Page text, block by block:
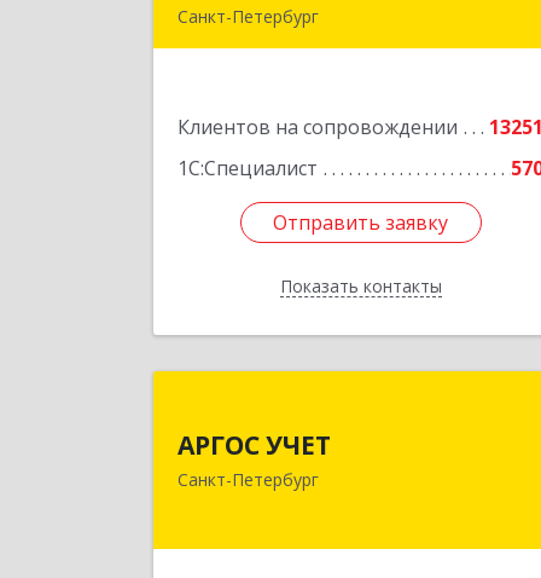
Санкт-Петербург
Клиентов на сопровождении
13251
1С:Специалист
Отправить заявку
Показать контакты
Подробнее
Отправить заявку
Назад
АРГОС УЧЕТ
Санкт-Петербург
Конституции пл, дом № 7, оф.416